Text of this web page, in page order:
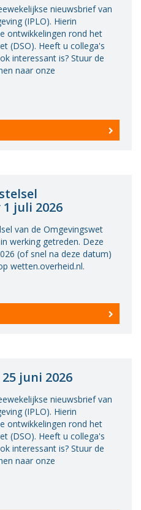
nieuwsbrief van
(IPLO). Hierin
ontwikkelingen rond het
(DSO). Heeft u collega's
interessant is? Stuur de
naar onze
juli 2026
van de Omgevingswet
werking getreden. Deze
(of snel na deze datum)
wetten.overheid.nl.
juni 2026
nieuwsbrief van
(IPLO). Hierin
ontwikkelingen rond het
(DSO). Heeft u collega's
interessant is? Stuur de
naar onze